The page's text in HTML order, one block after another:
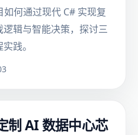
何通过现代 C# 实现复
辑与智能决策，探讨三
践。
制 AI 数据中心芯